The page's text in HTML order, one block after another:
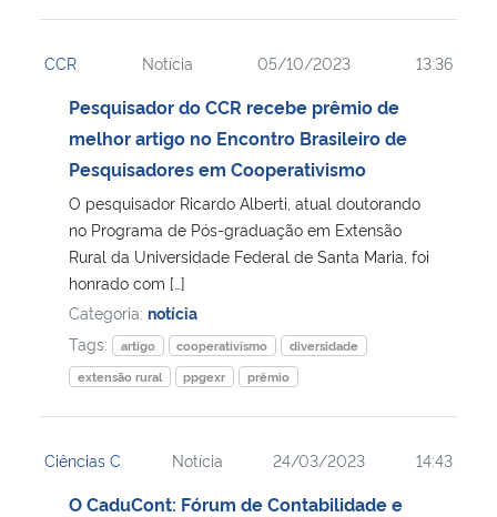
CCR Notícia 05/10/2023 13:36
Pesquisador do CCR recebe prêmio de
melhor artigo no Encontro Brasileiro de
Pesquisadores em Cooperativismo
O pesquisador Ricardo Alberti, atual doutorando
no Programa de Pós-graduação em Extensão
Rural da Universidade Federal de Santa Maria, foi
honrado com […]
Categoria: notícia
Tags:
artigo cooperativismo
diversidade
extensão rural
ppgexr prêmio
Ciências C Notícia 24/03/2023 14:43
O CaduCont: Fórum de Contabilidade e